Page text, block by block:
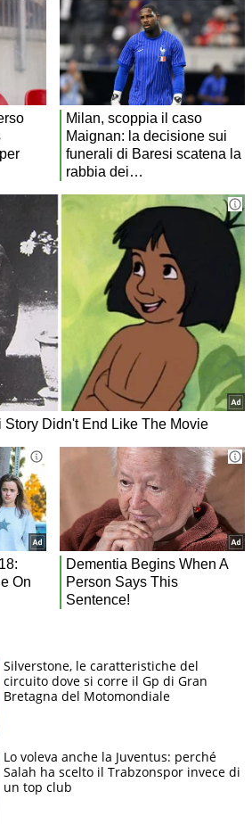
Silverstone, le caratteristiche del
circuito dove si corre il Gp di Gran
Bretagna del Motomondiale
Lo voleva anche la Juventus: perché
Salah ha scelto il Trabzonspor invece di
un top club